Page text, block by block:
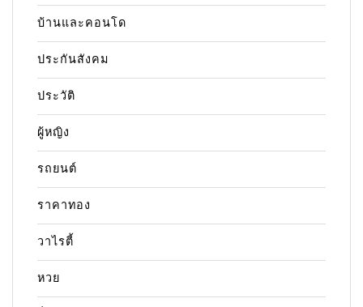
บ้านและคอนโด
ประกันสังคม
ประวัติ
ผู้หญิง
รถยนต์
ราคาทอง
วาไรตี้
หวย